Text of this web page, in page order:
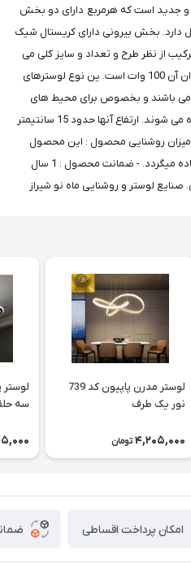
جدید است که هرمربع دارای دو بخش
بخش بیرونی دارای کریستال شیک
امکان ترکیب از نظر طرح و تعداد و سایز کلی می
باشد. این طرح بسیار پر نور بوده و توان آن 100 وات است. ین نوع لوسترهای
می باشند و بخصوص برای محیط های
پذیرایی، اتاق خواب و راهروها استفاده می شوند. ارتفاع آنها حدود 15 سانتیمتر
روشنایی محصول : این محصول
برای محیطی با متراژ 20 متر مربع استفاده میگردد. - ضمانت محصول : 1 سال
لوستر و روشنایی ماه نو شیراز
لوستر مدرن پاپیون کد 739
نور یک طرف
4,205,000 تومان
لوستر
سه
امکان پرداخت اقساطی